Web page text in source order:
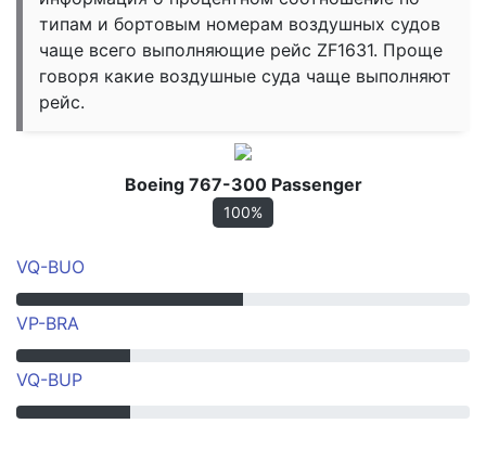
типам и бортовым номерам воздушных судов
чаще всего выполняющие рейс ZF1631. Проще
говоря какие воздушные суда чаще выполняют
рейс.
Boeing 767-300 Passenger
100%
VQ-BUO
VP-BRA
VQ-BUP